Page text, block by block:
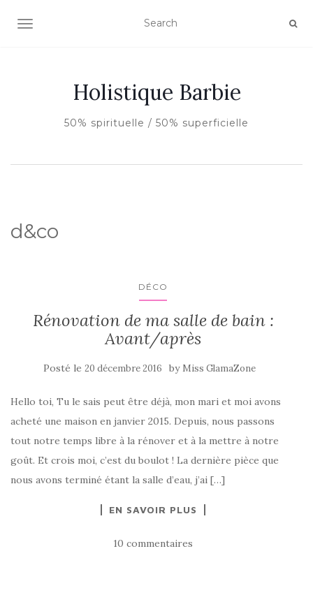
AFFICHER/MASQUER LA NAVIGATION
Holistique Barbie
50% spirituelle / 50% superficielle
d&co
DÉCO
Rénovation de ma salle de bain :
Avant/après
Posté le 20 décembre 2016 by Miss GlamaZone
Hello toi, Tu le sais peut être déjà, mon mari et moi avons
acheté une maison en janvier 2015. Depuis, nous passons
tout notre temps libre à la rénover et à la mettre à notre
goût. Et crois moi, c’est du boulot ! La dernière pièce que
nous avons terminé étant la salle d’eau, j’ai […]
EN SAVOIR PLUS
10 commentaires